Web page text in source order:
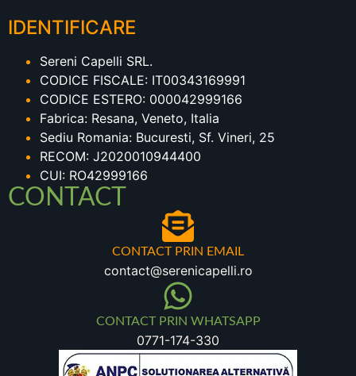
IDENTIFICARE
Sereni Capelli SRL.
CODICE FISCALE: IT00343169991
CODICE ESTERO: 000042999166
Fabrica: Resana, Veneto, Italia
Sediu Romania: Bucuresti, Sf. Vineri, 25
RECOM: J2020010944400
CUI: RO42999166
CONTACT
CONTACT PRIN EMAIL
contact@serenicapelli.ro
CONTACT PRIN WHATSAPP
0771-174-330